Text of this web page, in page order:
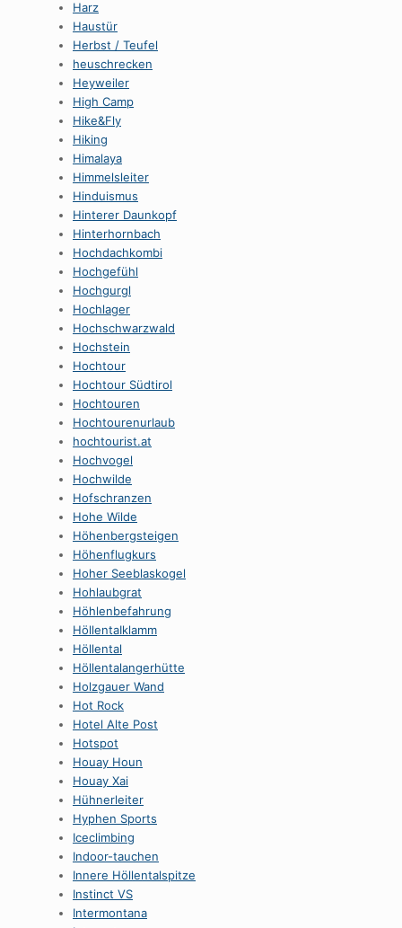
Harz
Haustür
Herbst / Teufel
heuschrecken
Heyweiler
High Camp
Hike&Fly
Hiking
Himalaya
Himmelsleiter
Hinduismus
Hinterer Daunkopf
Hinterhornbach
Hochdachkombi
Hochgefühl
Hochgurgl
Hochlager
Hochschwarzwald
Hochstein
Hochtour
Hochtour Südtirol
Hochtouren
Hochtourenurlaub
hochtourist.at
Hochvogel
Hochwilde
Hofschranzen
Hohe Wilde
Höhenbergsteigen
Höhenflugkurs
Hoher Seeblaskogel
Hohlaubgrat
Höhlenbefahrung
HöllentaIklamm
Höllental
Höllentalangerhütte
Holzgauer Wand
Hot Rock
Hotel Alte Post
Hotspot
Houay Houn
Houay Xai
Hühnerleiter
Hyphen Sports
Iceclimbing
Indoor-tauchen
Innere Höllentalspitze
Instinct VS
Intermontana